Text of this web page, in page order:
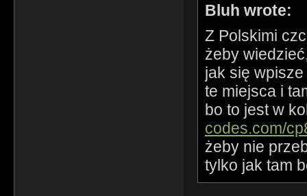
Bluh wrote:
Z Polskimi
żeby
jak się
te miejsca i
bo to jest w
codes.com/
żeby nie
tylko jak tam